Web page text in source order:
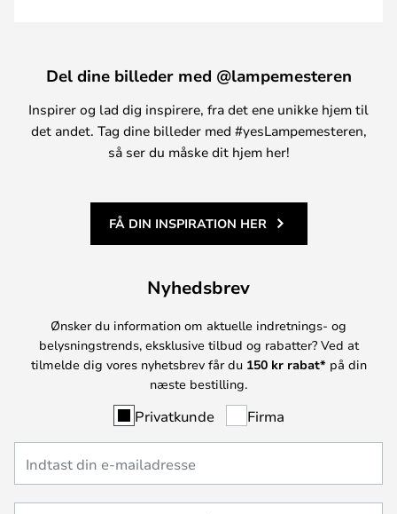
Del dine billeder med @lampemesteren
Inspirer og lad dig inspirere, fra det ene unikke hjem til
det andet. Tag dine billeder med #yesLampemesteren,
så ser du måske dit hjem her!
FÅ DIN INSPIRATION HER
Nyhedsbrev
Ønsker du information om aktuelle indretnings- og
belysningstrends, eksklusive tilbud og rabatter? Ved at
tilmelde dig vores nyhetsbrev får du 150 kr rabat* på din
næste bestilling.
Privatkunde Firma